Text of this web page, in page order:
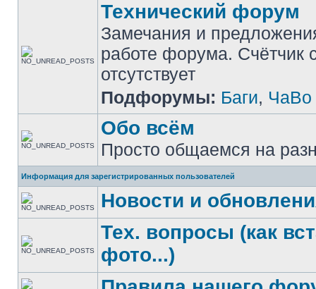
Технический форум
Замечания и
работе форума. Счётчик
отсутствует
Подфорумы: Баги, ЧаВо
Обо всём
Просто общаемся на
Информация для зарегистрированных пользователей
Новости и
Тех. вопросы (как
фото...)